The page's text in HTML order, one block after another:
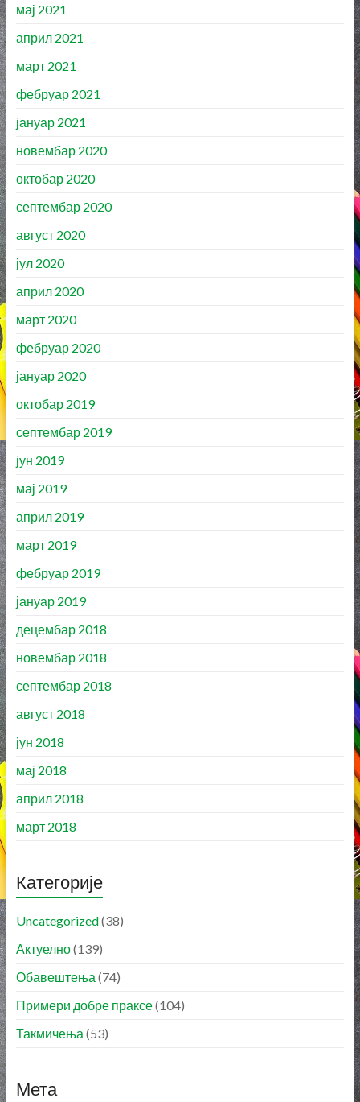
мај 2021
април 2021
март 2021
фебруар 2021
јануар 2021
новембар 2020
октобар 2020
септембар 2020
август 2020
јул 2020
април 2020
март 2020
фебруар 2020
јануар 2020
октобар 2019
септембар 2019
јун 2019
мај 2019
април 2019
март 2019
фебруар 2019
јануар 2019
децембар 2018
новембар 2018
септембар 2018
август 2018
јун 2018
мај 2018
април 2018
март 2018
Категорије
Uncategorized(38)
Актуелно(139)
Обавештења (74)
Примери добре праксе(104)
Такмичења (53)
Мета